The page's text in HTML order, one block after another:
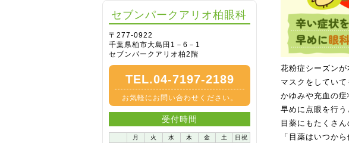
花粉症シーズンが
マスクをしてい
かゆみや充血の症
早めに点眼を行う
目薬にもたくさ
「目薬はいつか
セブンパークアリオ柏眼科
〒277-0922
千葉県柏市大島田1－6－1
セブンパークアリオ柏2階
TEL.04-7197-2189
お気軽にお問い合わせください。
受付時間
月 火 水 木 金 土
日祝